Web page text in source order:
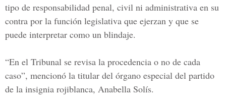
tipo de responsabilidad penal, civil ni administrativa en su
contra por la función legislativa que ejerzan y que se
puede interpretar como un blindaje.
“En el Tribunal se revisa la procedencia o no de cada
caso”, mencionó la titular del órgano especial del partido
de la insignia rojiblanca, Anabella Solís.